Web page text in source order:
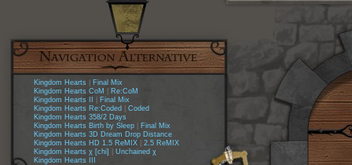
Kingdom Hearts
Final Mix
Kingdom Hearts CoM
Re:CoM
Kingdom Hearts II
Final Mix
Kingdom Hearts Re:Coded
Coded
Kingdom Hearts 358/2 Days
Kingdom Hearts Birth by Sleep
Final Mix
Kingdom Hearts 3D Dream Drop Distance
Kingdom Hearts HD 1.5 ReMIX
2.5 ReMIX
Kingdom Hearts χ [chi]
Unchained χ
Kingdom Hearts III